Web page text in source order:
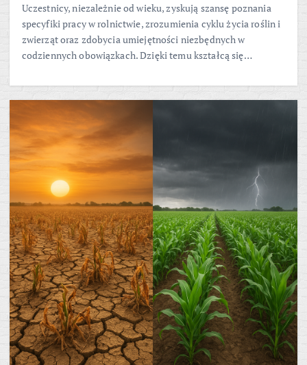
Uczestnicy, niezależnie od wieku, zyskują szansę poznania
specyfiki pracy w rolnictwie, zrozumienia cyklu życia roślin i
zwierząt oraz zdobycia umiejętności niezbędnych w
codziennych obowiązkach. Dzięki temu kształcą się…